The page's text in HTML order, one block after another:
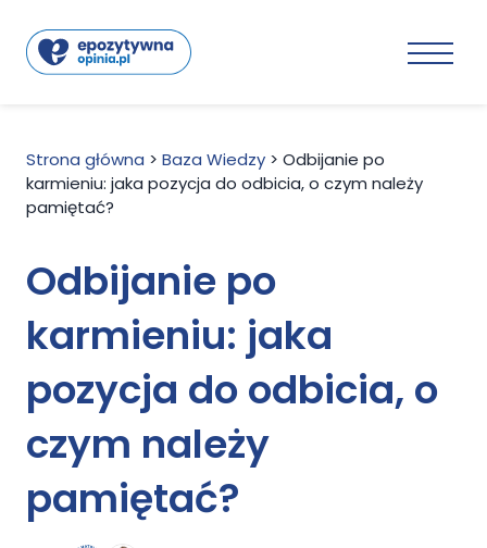
Strona główna > Baza Wiedzy > Odbijanie po
karmieniu: jaka pozycja do odbicia, o czym należy
pamiętać?
Odbijanie po
karmieniu: jaka
pozycja do odbicia, o
czym należy
pamiętać?